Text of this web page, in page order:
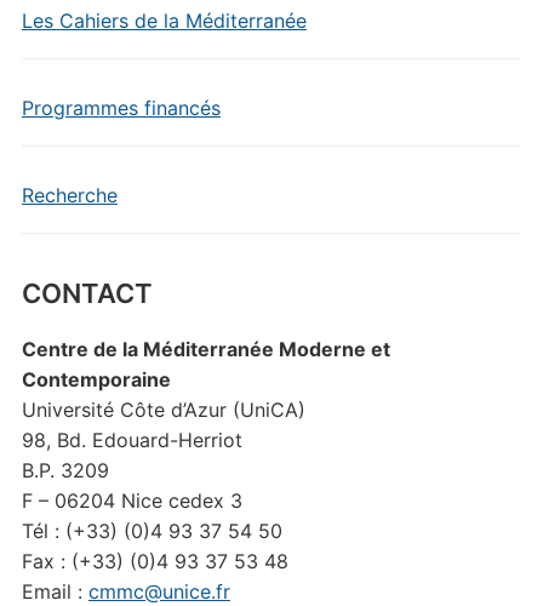
Les Cahiers de la Méditerranée
Programmes financés
Recherche
CONTACT
Centre de la Méditerranée Moderne et
Contemporaine
Université Côte d’Azur (UniCA)
98, Bd. Edouard-Herriot
B.P. 3209
F – 06204 Nice cedex 3
Tél : (+33) (0)4 93 37 54 50
Fax : (+33) (0)4 93 37 53 48
Email : cmmc@unice.fr